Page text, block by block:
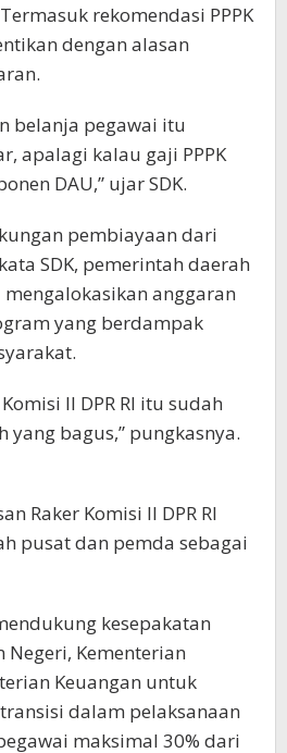
rekomendasi PPPK
dengan alasan
belanja pegawai itu
apalagi kalau gaji PPPK
DAU,” ujar SDK.
pembiayaan dari
SDK, pemerintah daerah
anggaran
yang berdampak
II DPR RI itu sudah
yang bagus,” pungkasnya.
Raker Komisi II DPR RI
pusat dan pemda sebagai
kesepakatan
Negeri, Kementerian
Keuangan untuk
dalam pelaksanaan
maksimal 30% dari